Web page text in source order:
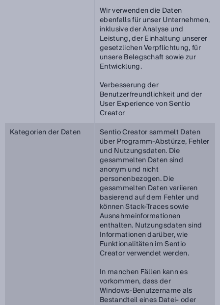
Wir verwenden die Daten
ebenfalls für unser Unternehmen,
inklusive der Analyse und
Leistung, der Einhaltung unserer
gesetzlichen Verpflichtung, für
unsere Belegschaft sowie zur
Entwicklung.
Verbesserung der
Benutzerfreundlichkeit und der
User Experience von Sentio
Creator
Kategorien der Daten
Sentio Creator sammelt Daten
über Programm‑Abstürze, Fehler
und Nutzungsdaten. Die
gesammelten Daten sind
anonym und nicht
personenbezogen. Die
gesammelten Daten variieren
basierend auf dem Fehler und
können Stack‑Traces sowie
Ausnahmeinformationen
enthalten. Nutzungsdaten sind
Informationen darüber, wie
Funktionalitäten im Sentio
Creator verwendet werden.
In manchen Fällen kann es
vorkommen, dass der
Windows‑Benutzername als
Bestandteil eines Datei- oder